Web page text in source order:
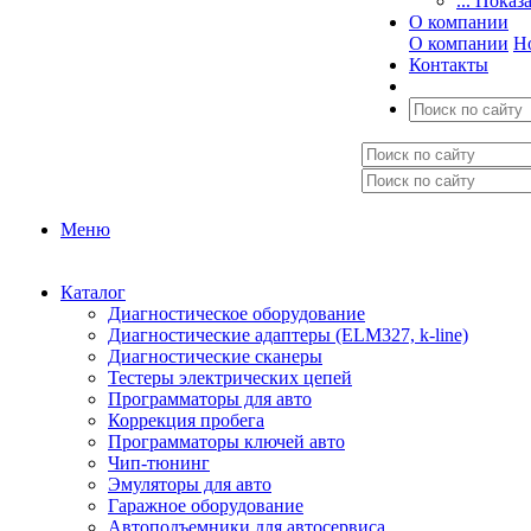
О компании
О компании
Контакты
Меню
Каталог
Диагностическое оборудование
Диагностические адаптеры (ELM327, k-line)
Диагностические сканеры
Тестеры электрических цепей
Программаторы для авто
Коррекция пробега
Программаторы ключей авто
Чип-тюнинг
Эмуляторы для авто
Гаражное оборудование
Автоподъемники для автосервиса